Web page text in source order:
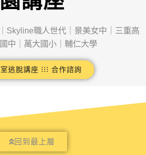
Skyline職人世代｜景美女中｜三重高
中｜萬大國小｜輔仁大學
室逃脫講座 ⁝⁝⁝ 合作諮詢
回到最上層